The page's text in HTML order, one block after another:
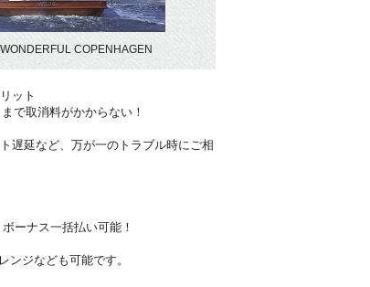
COPENHAGEN
ット
で取消料がかからない！
遅延など、万が一のトラブル時にご相
ーナス一括払い可能！
ジなども可能です。